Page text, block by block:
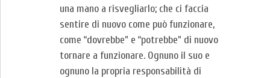
una mano a risvegliarlo; che ci faccia
sentire di nuovo come può funzionare,
come “dovrebbe” e “potrebbe” di nuovo
tornare a funzionare. Ognuno il suo e
ognuno la propria responsabilità di